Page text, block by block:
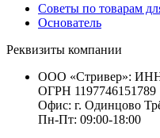
Советы по товарам
Основатель
Реквизиты компании
ООО «Стривер»: ИНН
ОГРН 1197746151789
Офис: г. Одинцово
Пн-Пт: 09:00-18:00